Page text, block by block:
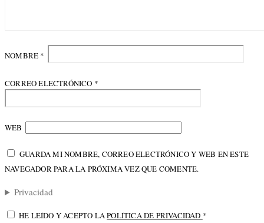
NOMBRE *
CORREO ELECTRÓNICO *
WEB
GUARDA MI NOMBRE, CORREO ELECTRÓNICO Y WEB EN ESTE
NAVEGADOR PARA LA PRÓXIMA VEZ QUE COMENTE.
Privacidad
HE LEÍDO Y ACEPTO LAPOLÍTICA DE PRIVACIDAD *